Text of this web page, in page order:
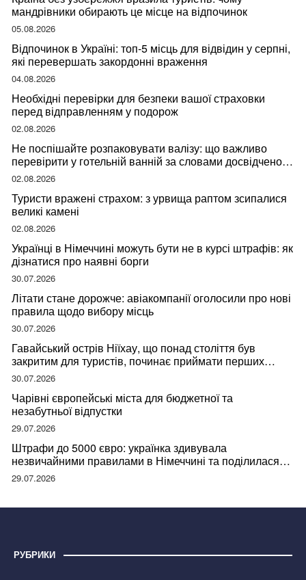
мандрівники обирають це місце на відпочинок
05.08.2026
Відпочинок в Україні: топ-5 місць для відвідин у серпні,
які перевершать закордонні враження
04.08.2026
Необхідні перевірки для безпеки вашої страховки
перед відправленням у подорож
02.08.2026
Не поспішайте розпаковувати валізу: що важливо
перевірити у готельній ванній за словами досвідченої
мандрівниці
02.08.2026
Туристи вражені страхом: з урвища раптом зсипалися
великі камені
02.08.2026
Українці в Німеччині можуть бути не в курсі штрафів: як
дізнатися про наявні борги
30.07.2026
Літати стане дорожче: авіакомпанії оголосили про нові
правила щодо вибору місць
30.07.2026
Гавайський острів Ніїхау, що понад століття був
закритим для туристів, починає приймати перших
відвідувачів
30.07.2026
Чарівні європейські міста для бюджетної та
незабутньої відпустки
29.07.2026
Штрафи до 5000 євро: українка здивувала
незвичайними правилами в Німеччині та поділилася
правдою
29.07.2026
РУБРИКИ